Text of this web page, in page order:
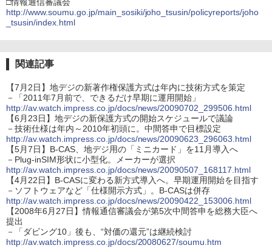
□情報通信審議会
http://www.soumu.go.jp/main_sosiki/joho_tsusin/policyreports/joho
_tsusin/index.html
関連記事
【7月2日】地デジの新著作権保護方式は年内に技術方式を策定
－「2011年7月前で、できるだけ早期に運用開始」
http://av.watch.impress.co.jp/docs/news/20090702_299506.html
【6月23日】地デジの新保護方式の開始スケジュールで議論
－技術仕様は年内～2010年初頭に。中間答申で目標設定
http://av.watch.impress.co.jp/docs/news/20090623_296063.html
【5月7日】B-CAS、地デジ用の「ミニカード」を11月導入へ
－Plug-inSIM形状に小型化。メーカーが選択
http://av.watch.impress.co.jp/docs/news/20090507_168117.html
【4月22日】B-CASに変わる新方式導入へ。早期運用開始を目指す
－ソフトウェアなど「仕様開示方式」。B-CASは併存
http://av.watch.impress.co.jp/docs/news/20090422_153006.html
【2008年6月27日】情報通信審議会が第5次中間答申を総務大臣へ
提出
－「ダビング10」後も、“対価の還元”は継続検討
http://av.watch.impress.co.jp/docs/20080627/soumu.htm